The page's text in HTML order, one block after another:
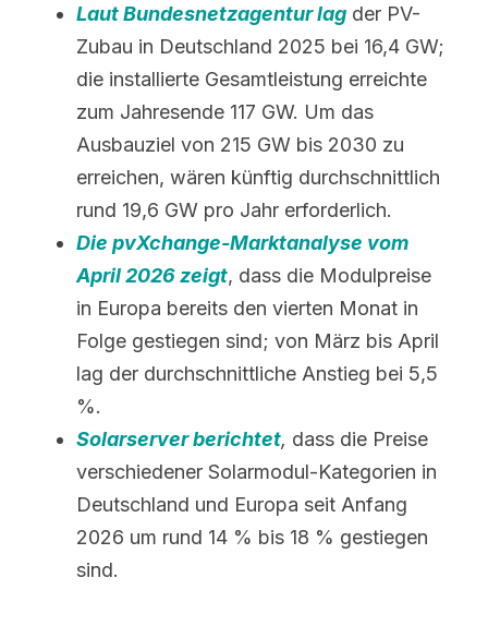
Laut Bundesnetzagentur lag der PV-
Zubau in Deutschland 2025 bei 16,4 GW;
die installierte Gesamtleistung erreichte
zum Jahresende 117 GW. Um das
Ausbauziel von 215 GW bis 2030 zu
erreichen, wären künftig durchschnittlich
rund 19,6 GW pro Jahr erforderlich.
Die pvXchange-Marktanalyse vom
April 2026 zeigt, dass die Modulpreise
in Europa bereits den vierten Monat in
Folge gestiegen sind; von März bis April
lag der durchschnittliche Anstieg bei 5,5
%.
Solarserver berichtet, dass die Preise
verschiedener Solarmodul-Kategorien in
Deutschland und Europa seit Anfang
2026 um rund 14 % bis 18 % gestiegen
sind.